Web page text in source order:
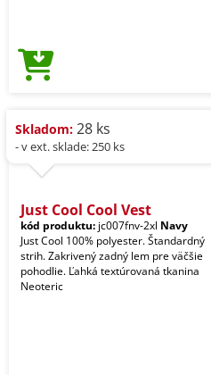
Skladom: 28 ks
- v ext. sklade: 250 ks
Just Cool Cool Vest
kód produktu: jc007fnv-2xl Navy
Just Cool 100% polyester. Štandardný
strih. Zakrivený zadný lem pre väčšie
pohodlie. Ľahká textúrovaná tkanina
Neoteric